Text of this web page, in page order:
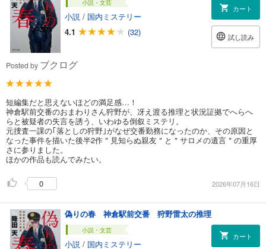
小説・文芸
小説 / 国内ミステリー
4.1
(32)
カート
試し読み
Posted by ブクログ
短編集だと思えないほどの満足感…！
神倉駅前交番のおまわりさん狩野が、冴え渡る推理と状況証拠でへらへ
らと被疑者の失言を誘う、いわゆる倒叙ミステリ。
元捜査一課の｢落としの狩野｣がなぜ交番勤務になったのか、その原因と
なった事件を描いた後半2作＂見知らぬ親友＂と＂サロメの遺言＂の重厚
さに参りました。
ほかの作品も読んでみたい。
0 2026年07月16日
偽りの春 神倉駅前交番 狩野雷太の推理
小説・文芸
小説 / 国内ミステリー
カート